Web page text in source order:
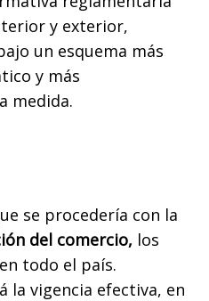
y exterior,
un esquema más
y más
medida.
se procedería con la
del comercio, los
todo el país.
la vigencia efectiva, en